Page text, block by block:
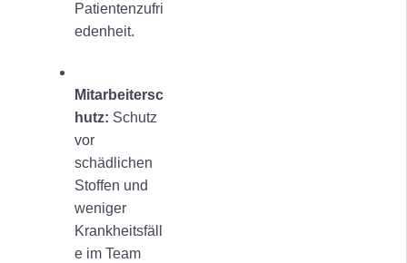
Patientenzufri
edenheit.
Mitarbeitersc
hutz: Schutz
vor
schädlichen
Stoffen und
weniger
Krankheitsfäll
e im Team